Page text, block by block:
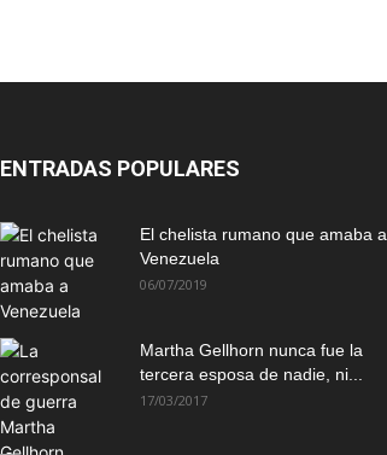
ENTRADAS POPULARES
El chelista rumano que amaba a
Venezuela
06/07/2019
Martha Gellhorn nunca fue la
tercera esposa de nadie, ni...
17/03/2017